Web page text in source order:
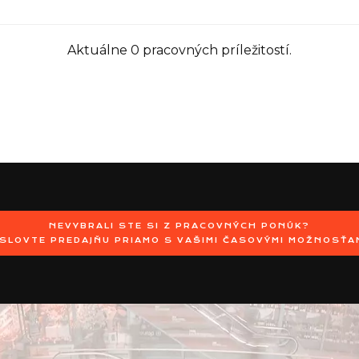
Aktuálne 0 pracovných príležitostí.
NEVYBRALI STE SI Z PRACOVNÝCH PONÚK?
PREDAJŇU PRIAMO S VAŠIMI ČASOVÝMI